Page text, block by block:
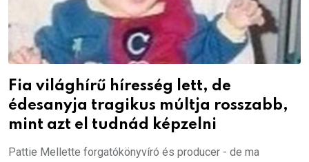
Fia világhírű híresség lett, de
édesanyja tragikus múltja rosszabb,
mint azt el tudnád képzelni
Pattie Mellette forgatókönyvíró és producer - de ma